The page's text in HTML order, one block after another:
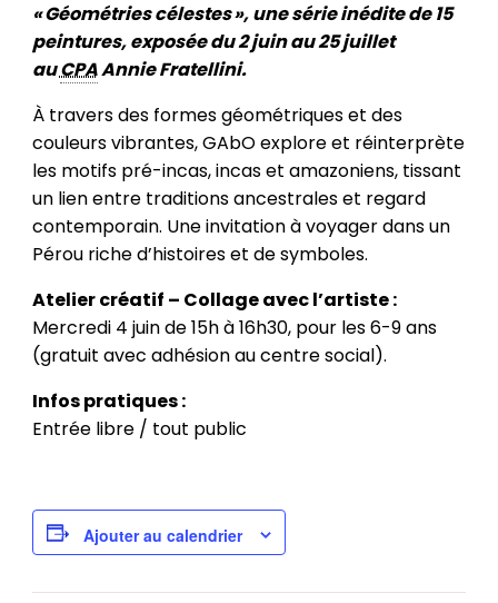
« Géométries célestes », une série inédite de 15
peintures, exposée du 2 juin au 25 juillet
auCPAAnnie Fratellini.
À travers des formes géométriques et des
couleurs vibrantes, GAbO explore et réinterprète
les motifs pré-incas, incas et amazoniens, tissant
un lien entre traditions ancestrales et regard
contemporain. Une invitation à voyager dans un
Pérou riche d’histoires et de symboles.
Atelier créatif – Collage avec l’artiste :
Mercredi 4 juin de 15h à 16h30, pour les 6-9 ans
(gratuit avec adhésion au centre social).
Infos pratiques :
Entrée libre / tout public
Ajouter au calendrier